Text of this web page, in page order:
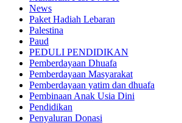
News
Paket Hadiah Lebaran
Palestina
Paud
PEDULI PENDIDIKAN
Pemberdayaan Dhuafa
Pemberdayaan Masyarakat
Pemberdayaan yatim dan dhuafa
Pembinaan Anak Usia Dini
Pendidikan
Penyaluran Donasi